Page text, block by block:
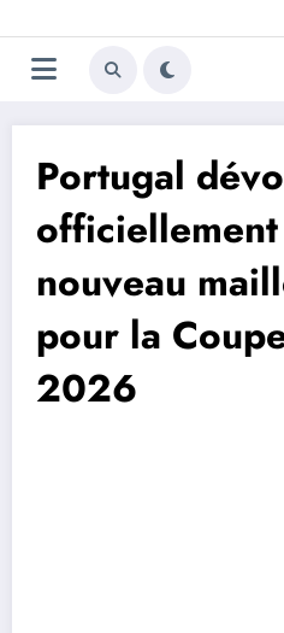
au
contenu
Portugal
nouveau
pour la
2026